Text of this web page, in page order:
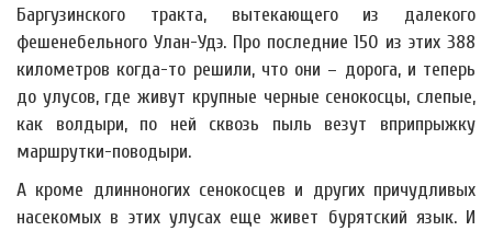
Баргузинского тракта, вытекающего из далекого
фешенебельного Улан-Удэ. Про последние 150 из этих 388
километров когда-то решили, что они – дорога, и теперь
до улусов, где живут крупные черные сенокосцы, слепые,
как волдыри, по ней сквозь пыль везут вприпрыжку
маршрутки-поводыри.
А кроме длинноногих сенокосцев и других причудливых
насекомых в этих улусах еще живет бурятский язык. И